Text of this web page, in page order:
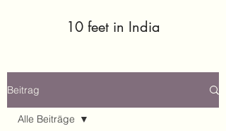
10 feet in India
Beitrag
Alle Beiträge